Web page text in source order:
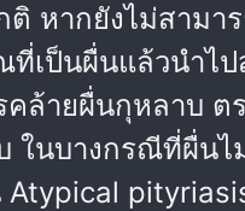
หากยังไม่สามา
ที่เป็นผื่นแล้วนำไ
ล้ายผื่นกุหลาบ ต
ในบางกรณีที่ผื่
Atypical